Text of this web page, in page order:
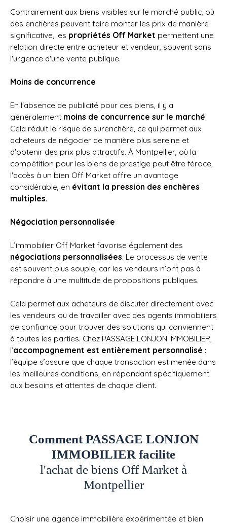
Contrairement aux biens visibles sur le marché public, où
des enchères peuvent faire monter les prix de manière
significative, les propriétés Off Market permettent une
relation directe entre acheteur et vendeur, souvent sans
l'urgence d'une vente publique.
Moins de concurrence
En l'absence de publicité pour ces biens, il y a
généralement moins de concurrence sur le marché.
Cela réduit le risque de surenchère, ce qui permet aux
acheteurs de négocier de manière plus sereine et
d'obtenir des prix plus attractifs. À Montpellier, où la
compétition pour les biens de prestige peut être féroce,
l'accès à un bien Off Market offre un avantage
considérable, en évitant la pression des enchères
multiples.
Négociation personnalisée
L’immobilier Off Market favorise également des
négociations personnalisées. Le processus de vente
est souvent plus souple, car les vendeurs n’ont pas à
répondre à une multitude de propositions publiques.
Cela permet aux acheteurs de discuter directement avec
les vendeurs ou de travailler avec des agents immobiliers
de confiance pour trouver des solutions qui conviennent
à toutes les parties. Chez PASSAGE LONJON IMMOBILIER,
l’accompagnement est entièrement personnalisé :
l’équipe s’assure que chaque transaction est menée dans
les meilleures conditions, en répondant spécifiquement
aux besoins et attentes de chaque client.
Comment PASSAGE LONJON
IMMOBILIER facilite
l'achat de biens Off Market à
Montpellier
Choisir une agence immobilière expérimentée et bien